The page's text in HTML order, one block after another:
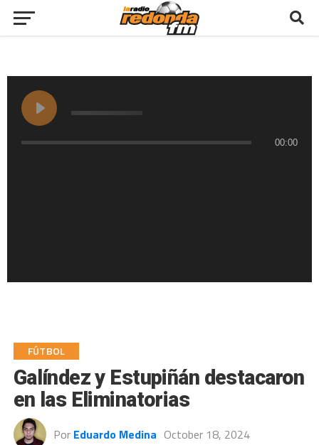
00:00
FÚTBOL
Galíndez y Estupiñán destacaron
en las Eliminatorias
Por Eduardo Medina October 18, 2024